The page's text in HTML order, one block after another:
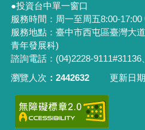
●投資台中單一窗口
服務時間：周一至周五8:00-
服務地點：臺中市西屯區臺灣大
青年發展科)
諮詢電話：(04)2228-9111#31136
瀏覽人次
2442632 更新日期